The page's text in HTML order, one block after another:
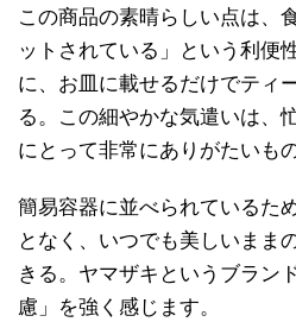
この商品の素晴らしい点は、
ットされている」という利便
に、お皿に載せるだけでティ
る。この細やかな気遣いは、
にとって非常にありがたいも
簡易容器に並べられているた
となく、いつでも美しいまま
きる。ヤマザキというブラン
慮」を強く感じます。